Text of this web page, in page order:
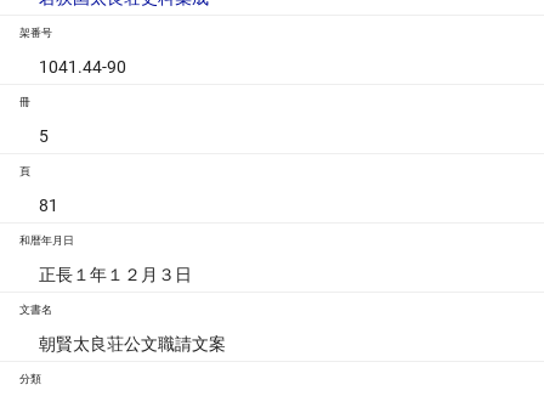
架番号
1041.44-90
冊
5
頁
81
和暦年月日
正長１年１２月３日
文書名
朝賢太良荘公文職請文案
分類